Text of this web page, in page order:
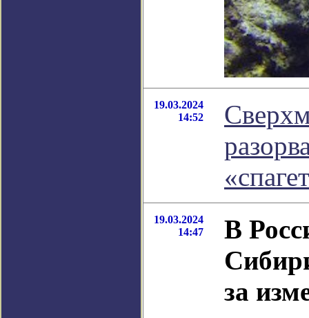
19.03.2024
14:52
19.03.2024
14:47
В
за